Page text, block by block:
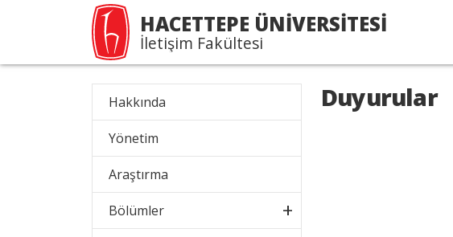
HACETTEPE ÜNİVERSİTESİ
İletişim Fakültesi
Hakkında
Yönetim
Araştırma
Bölümler
Duyurular